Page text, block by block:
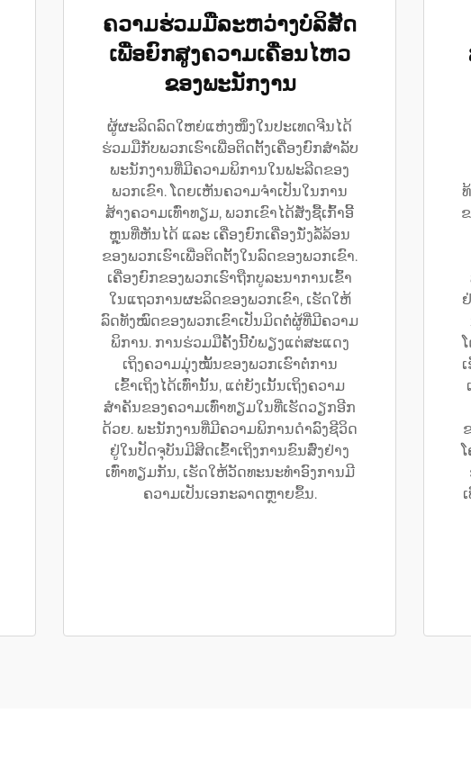
ຄວາມຮ່ວມມືລະຫວ່າງບໍລິສັດ
ເພື່ອຍົກສູງຄວາມເຄື່ອນໄຫວ
ຂອງພະນັກງານ
ຜູ້ຜະລິດລົດໃຫຍ່ແຫ່ງໜຶ່ງໃນປະເທດຈີນໄດ້
ຮ່ວມມືກັບພວກເຮົາເພື່ອຕິດຕັ້ງເຄື່ອງຍົກສຳລັບ
ພະນັກງານທີ່ມີຄວາມພິການໃນຟະລີດຂອງ
ພວກເຂົາ. ໂດຍເຫັນຄວາມຈຳເປັນໃນການ
ສ້າງຄວາມເທົ່າທຽມ, ພວກເຂົາໄດ້ສັ່ງຊື້ເກົ້າອີ້
ຫຼຸນທີ່ຫັນໄດ້ ແລະ ເຄື່ອງຍົກເຄື່ອງນັ່ງລໍ້ລ້ອນ
ຂອງພວກເຮົາເພື່ອຕິດຕັ້ງໃນລົດຂອງພວກເຂົາ.
ເຄື່ອງຍົກຂອງພວກເຮົາຖືກບູລະນາການເຂົ້າ
ໃນແຖວການຜະລິດຂອງພວກເຂົາ, ເຮັດໃຫ້
ລົດທັງໝົດຂອງພວກເຂົາເປັນມິດຕໍ່ຜູ້ທີ່ມີຄວາມ
ພິການ. ການຮ່ວມມືຄັ້ງນີ້ບໍ່ພຽງແຕ່ສະແດງ
ເຖິງຄວາມມຸ່ງໝັ້ນຂອງພວກເຮົາຕໍ່ການ
ເຂົ້າເຖິງໄດ້ເທົ່ານັ້ນ, ແຕ່ຍັງເນັ້ນເຖິງຄວາມ
ສຳຄັນຂອງຄວາມເທົ່າທຽມໃນທີ່ເຮັດວຽກອີກ
ດ້ວຍ. ພະນັກງານທີ່ມີຄວາມພິການດຳລົງຊີວິດ
ຢູ່ໃນປັດຈຸບັນມີສິດເຂົ້າເຖິງການຂົນສົ່ງຢ່າງ
ເທົ່າທຽມກັນ, ເຮັດໃຫ້ວັດທະນະທຳອົງການມີ
ຄວາມເປັນເອກະລາດຫຼາຍຂຶ້ນ.